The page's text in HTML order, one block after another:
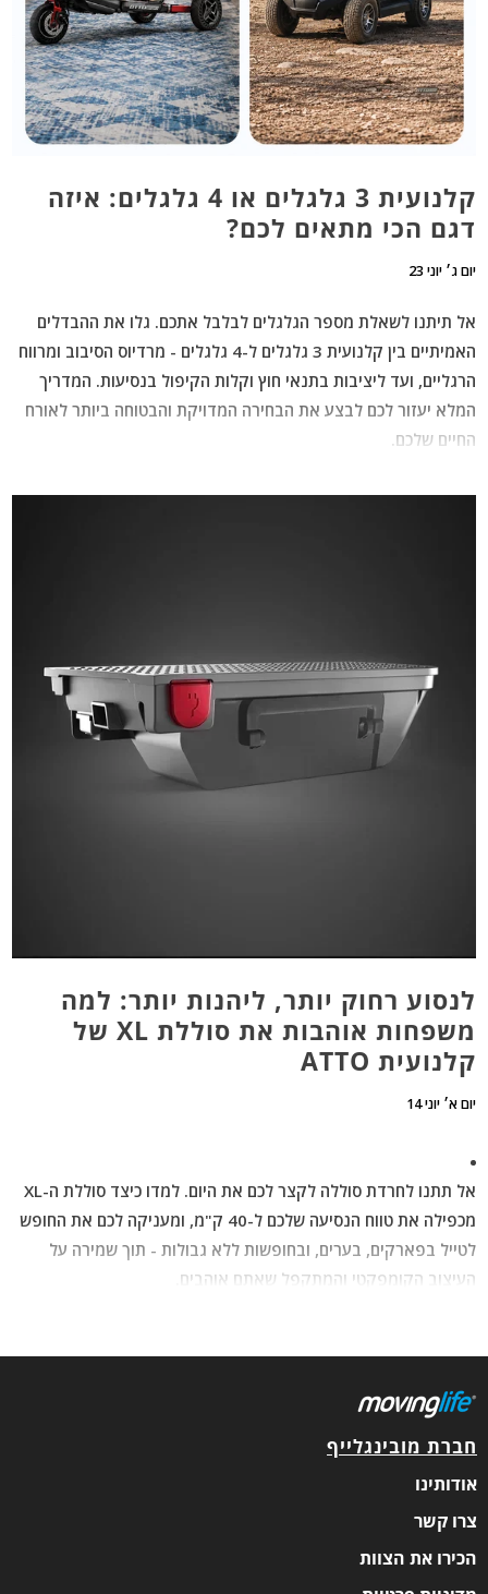
קלנועית 3 גלגלים או 4 גלגלים: איזה
דגם הכי מתאים לכם?
יום ג׳ יוני 23
אל תיתנו לשאלת מספר הגלגלים לבלבל אתכם. גלו את ההבדלים
האמיתיים בין קלנועית 3 גלגלים ל-4 גלגלים - מרדיוס הסיבוב ומרווח
הרגליים, ועד ליציבות בתנאי חוץ וקלות הקיפול בנסיעות. המדריך
המלא יעזור לכם לבצע את הבחירה המדויקת והבטוחה ביותר לאורח
החיים שלכם.
לנסוע רחוק יותר, ליהנות יותר: למה
משפחות אוהבות את סוללת XL של
קלנועית ATTO
יום א׳ יוני 14
אל תתנו לחרדת סוללה לקצר לכם את היום. למדו כיצד סוללת ה-XL
מכפילה את טווח הנסיעה שלכם ל-40 ק"מ, ומעניקה לכם את החופש
לטייל בפארקים, בערים, ובחופשות ללא גבולות - תוך שמירה על
העיצוב הקומפקטי והמתקפל שאתם אוהבים.
חברת מובינגלייף
אודותינו
צרו קשר
הכירו את הצוות